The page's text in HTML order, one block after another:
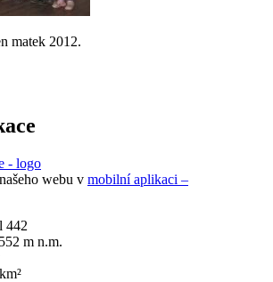
matek 2012.
webu v mobilní aplikaci –
442
m n.m.